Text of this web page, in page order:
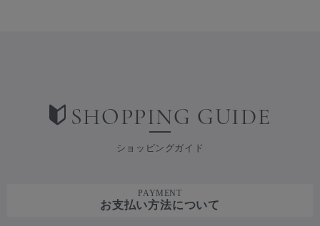
SHOPPING GUIDE
ショッピングガイド
PAYMENT
お支払い方法について